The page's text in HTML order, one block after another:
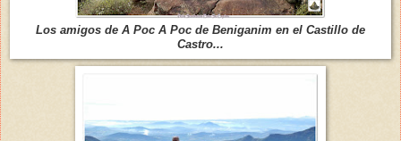
Los amigos de A Poc A Poc de Beniganim en el Castillo de
Castro...